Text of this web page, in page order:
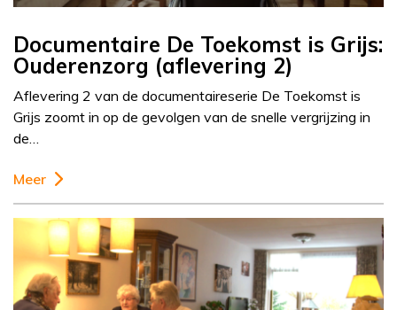
Documentaire De Toekomst is Grijs:
Ouderenzorg (aflevering 2)
Aflevering 2 van de documentaireserie De Toekomst is
Grijs zoomt in op de gevolgen van de snelle vergrijzing in
de…
Meer